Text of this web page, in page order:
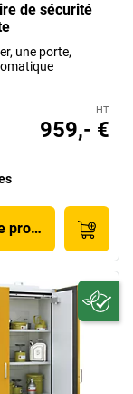
de sécurité
une porte,
HT
959,- €